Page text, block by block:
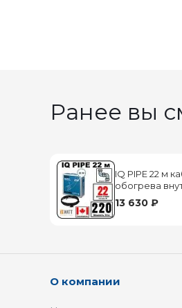
Ранее вы
IQ PIPE 22 м
обогрева
13 630 ₽
О компании